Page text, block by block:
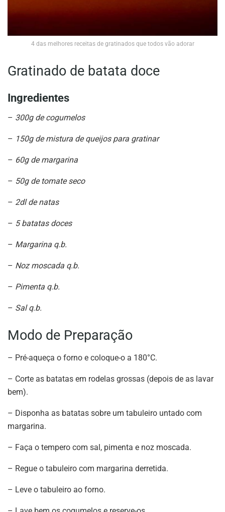
4 das melhores receitas de gratinados que todos vão adorar
Gratinado de batata doce
Ingredientes
– 300g de cogumelos
– 150g de mistura de queijos para gratinar
– 60g de margarina
– 50g de tomate seco
– 2dl de natas
– 5 batatas doces
– Margarina q.b.
– Noz moscada q.b.
– Pimenta q.b.
– Sal q.b.
Modo de Preparação
– Pré-aqueça o forno e coloque-o a 180°C.
– Corte as batatas em rodelas grossas (depois de as lavar
bem).
– Disponha as batatas sobre um tabuleiro untado com
margarina.
– Faça o tempero com sal, pimenta e noz moscada.
– Regue o tabuleiro com margarina derretida.
– Leve o tabuleiro ao forno.